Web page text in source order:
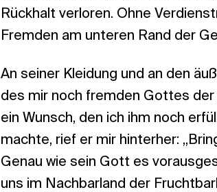
Rückhalt verloren. Ohne
Fremden am unteren Rand der
An seiner Kleidung und an den
des mir noch fremden Gottes der
ein Wunsch, den ich ihm noch
machte, rief er mir hinterher:
Genau wie sein Gott es
uns im Nachbarland der